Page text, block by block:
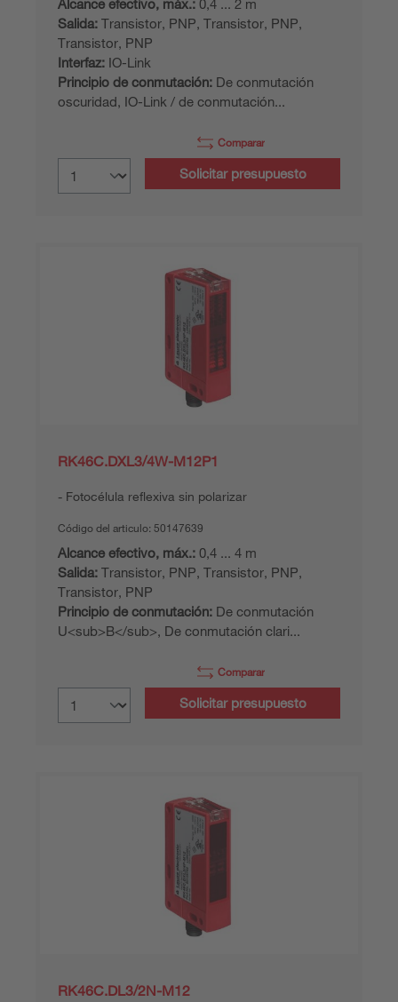
Alcance efectivo, máx.: 0,4 ... 2 m
Salida: Transistor, PNP, Transistor, PNP,
Transistor, PNP
Interfaz: IO-Link
Principio de conmutación: De conmutación
oscuridad, IO-Link / de conmutación...
Comparar
Solicitar presupuesto
RK46C.DXL3/4W-M12P1
Fotocélula reflexiva sin polarizar
Código del articulo: 50147639
Alcance efectivo, máx.: 0,4 ... 4 m
Salida: Transistor, PNP, Transistor, PNP,
Transistor, PNP
Principio de conmutación: De conmutación
U<sub>B</sub>, De conmutación clari...
Comparar
Solicitar presupuesto
RK46C.DL3/2N-M12